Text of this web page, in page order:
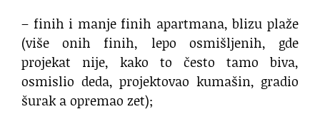
– finih i manje finih apartmana, blizu plaže
(više onih finih, lepo osmišljenih, gde
projekat nije, kako to često tamo biva,
osmislio deda, projektovao kumašin, gradio
šurak a opremao zet);